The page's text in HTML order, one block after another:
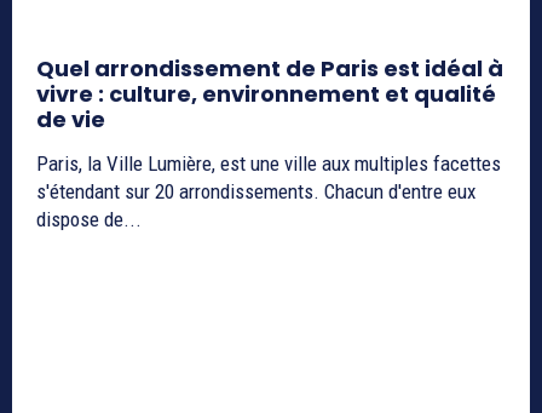
Quel arrondissement de Paris est idéal à
vivre : culture, environnement et qualité
de vie
Paris, la Ville Lumière, est une ville aux multiples facettes
s'étendant sur 20 arrondissements. Chacun d'entre eux
dispose de...